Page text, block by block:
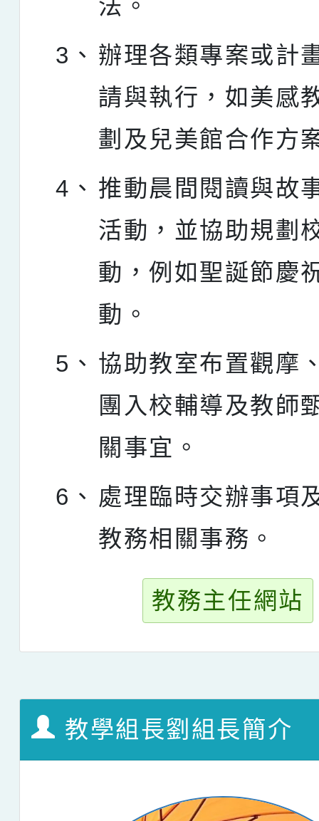
法。
3、 辦理各類專案或計
請與執行，如美感
劃及兒美館合作方
4、 推動晨間閱讀與故
活動，並協助規劃
動，例如聖誕節慶
動。
5、 協助教室布置觀摩
團入校輔導及教師
關事宜。
6、 處理臨時交辦事項
教務相關事務。
教務主任網站
教學組長劉組長簡介